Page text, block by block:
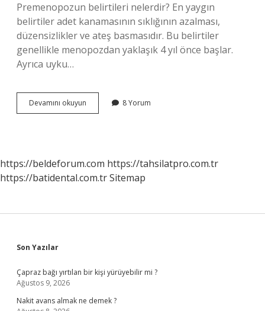
Premenopozun belirtileri nelerdir? En yaygın
belirtiler adet kanamasının sıklığının azalması,
düzensizlikler ve ateş basmasıdır. Bu belirtiler
genellikle menopozdan yaklaşık 4 yıl önce başlar.
Ayrıca uyku…
Devamını okuyun
Menopoz
8 Yorum
https://beldeforum.com https://tahsilatpro.com.tr
https://batidental.com.trSitemap
Sidebar
Son Yazılar
Çapraz bağı yırtılan bir kişi yürüyebilir mi ?
Ağustos 9, 2026
Nakit avans almak ne demek ?